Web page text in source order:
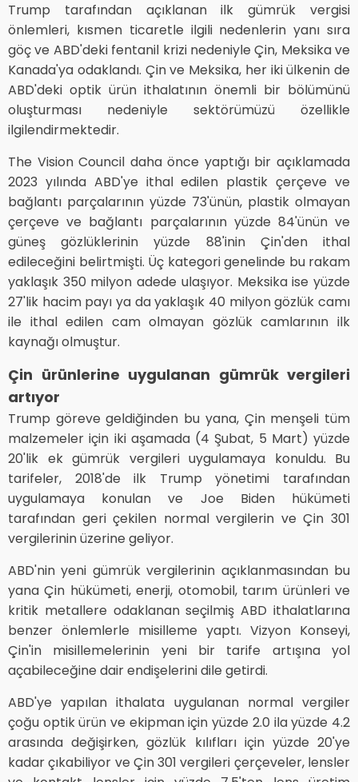
Trump tarafından açıklanan ilk gümrük vergisi
önlemleri, kısmen ticaretle ilgili nedenlerin yanı sıra
göç ve ABD'deki fentanil krizi nedeniyle Çin, Meksika ve
Kanada'ya odaklandı. Çin ve Meksika, her iki ülkenin de
ABD'deki optik ürün ithalatının önemli bir bölümünü
oluşturması nedeniyle sektörümüzü özellikle
ilgilendirmektedir.
The Vision Council daha önce yaptığı bir açıklamada
2023 yılında ABD'ye ithal edilen plastik çerçeve ve
bağlantı parçalarının yüzde 73'ünün, plastik olmayan
çerçeve ve bağlantı parçalarının yüzde 84'ünün ve
güneş gözlüklerinin yüzde 88'inin Çin'den ithal
edileceğini belirtmişti. Üç kategori genelinde bu rakam
yaklaşık 350 milyon adede ulaşıyor. Meksika ise yüzde
27'lik hacim payı ya da yaklaşık 40 milyon gözlük camı
ile ithal edilen cam olmayan gözlük camlarının ilk
kaynağı olmuştur.
Çin ürünlerine uygulanan gümrük vergileri
artıyor
Trump göreve geldiğinden bu yana, Çin menşeli tüm
malzemeler için iki aşamada (4 Şubat, 5 Mart) yüzde
20'lik ek gümrük vergileri uygulamaya konuldu. Bu
tarifeler, 2018'de ilk Trump yönetimi tarafından
uygulamaya konulan ve Joe Biden hükümeti
tarafından geri çekilen normal vergilerin ve Çin 301
vergilerinin üzerine geliyor.
ABD'nin yeni gümrük vergilerinin açıklanmasından bu
yana Çin hükümeti, enerji, otomobil, tarım ürünleri ve
kritik metallere odaklanan seçilmiş ABD ithalatlarına
benzer önlemlerle misilleme yaptı. Vizyon Konseyi,
Çin'in misillemelerinin yeni bir tarife artışına yol
açabileceğine dair endişelerini dile getirdi.
ABD'ye yapılan ithalata uygulanan normal vergiler
çoğu optik ürün ve ekipman için yüzde 2.0 ila yüzde 4.2
arasında değişirken, gözlük kılıfları için yüzde 20'ye
kadar çıkabiliyor ve Çin 301 vergileri çerçeveler, lensler